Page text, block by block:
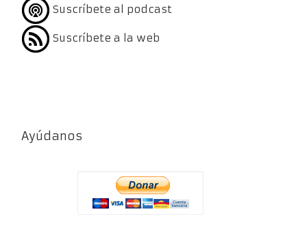
Suscríbete al podcast
Suscríbete a la web
Ayúdanos